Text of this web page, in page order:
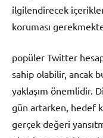
ilgilendirecek
koruması
popüler Twitter
sahip olabilir, ancak
yaklaşım önemlidir.
gün artarken, hedef
gerçek değeri